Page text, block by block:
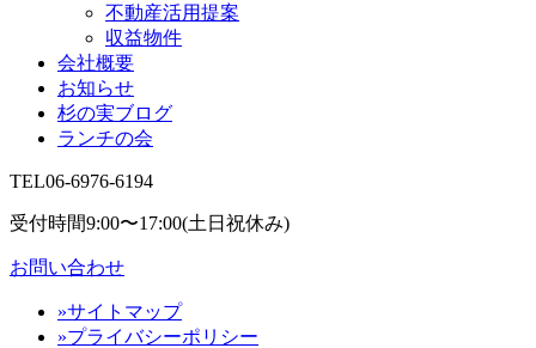
不動産活用提案
収益物件
会社概要
お知らせ
杉の実ブログ
ランチの会
TEL06-6976-6194
受付時間9:00〜17:00(土日祝休み)
お問い合わせ
»サイトマップ
»プライバシーポリシー